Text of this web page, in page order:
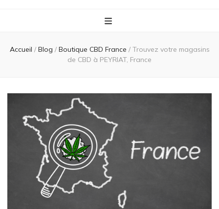
Accueil / Blog / Boutique CBD France / Trouvez votre magasins
de CBD à PEYRIAT, France